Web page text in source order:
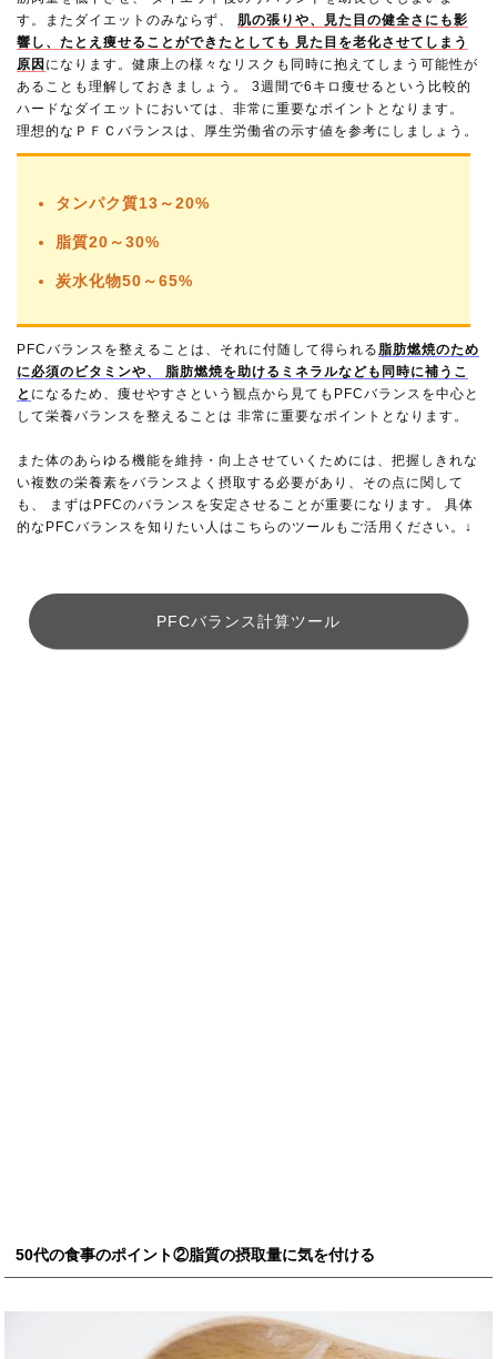
す。またダイエットのみならず、 肌の張りや、見た目の健全さにも影
響し、たとえ痩せることができたとしても 見た目を老化させてしまう
原因 になります。健康上の様々なリスクも同時に抱えてしまう可能性が
あることも理解しておきましょう。 3週間で6キロ痩せるという比較的
ハードなダイエットにおいては、非常に重要なポイントとなります。
理想的なＰＦＣバランスは、厚生労働省の示す値を参考にしましょう。
タンパク質13～20%
脂質20～30%
炭水化物50～65%
PFCバランスを整えることは、それに付随して得られる 脂肪燃焼のため
に必須のビタミンや、 脂肪燃焼を助けるミネラルなども同時に補うこ
と になるため、痩せやすさという観点から見てもPFCバランスを中心と
して栄養バランスを整えることは 非常に重要なポイントとなります。
また体のあらゆる機能を維持・向上させていくためには、把握しきれな
い複数の栄養素をバランスよく摂取する必要があり、その点に関して
も、 まずはPFCのバランスを安定させることが重要になります。 具体
的なPFCバランスを知りたい人はこちらのツールもご活用ください。↓
PFCバランス計算ツール
50代の食事のポイント②脂質の摂取量に気を付ける